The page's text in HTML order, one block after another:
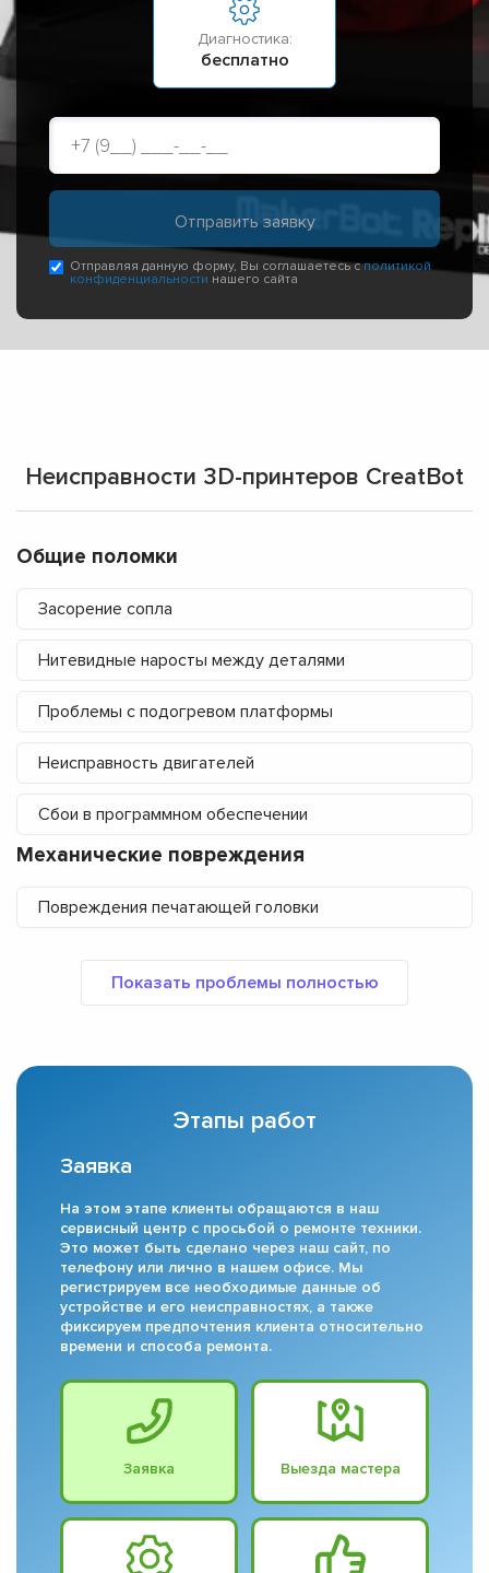
Диагностика:
бесплатно
Отправляя данную форму, Вы соглашаетесь сполитикой
конфиденциальности нашего сайта
Неисправности 3D-принтеров CreatBot
Общие поломки
Засорение сопла
Нитевидные наросты между деталями
Проблемы с подогревом платформы
Неисправность двигателей
Сбои в программном обеспечении
Механические повреждения
Повреждения печатающей головки
Этапы работ
Заявка
На этом этапе клиенты обращаются в наш
сервисный центр с просьбой о ремонте техники.
Это может быть сделано через наш сайт, по
телефону или лично в нашем офисе. Мы
регистрируем все необходимые данные об
устройстве и его неисправностях, а также
фиксируем предпочтения клиента относительно
времени и способа ремонта.
Заявка Выезда мастера